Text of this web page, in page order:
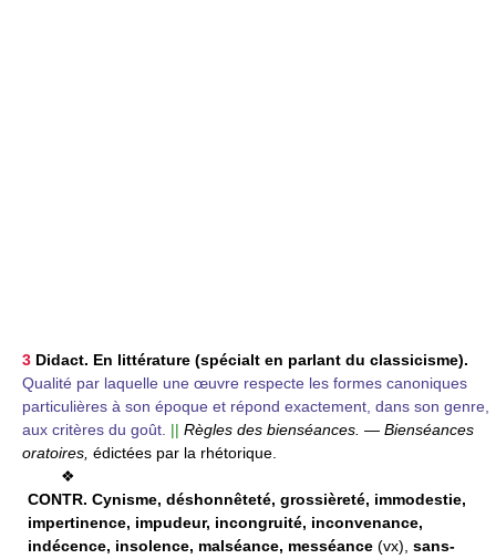
3 Didact. En littérature (spécialt en parlant du classicisme).
Qualité par laquelle une œuvre respecte les formes canoniques
particulières à son époque et répond exactement, dans son genre,
aux critères du goût. || Règles des bienséances. — Bienséances
oratoires, édictées par la rhétorique.
❖
CONTR. Cynisme, déshonnêteté, grossièreté, immodestie,
impertinence, impudeur, incongruité, inconvenance,
indécence, insolence, malséance, messéance (vx), sans-